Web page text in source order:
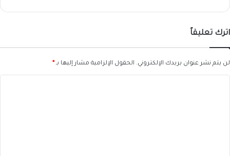
اترك تعليقاً
لن يتم نشر عنوان بريدك الإلكتروني. الحقول الإلزامية مشار إليها بـ *